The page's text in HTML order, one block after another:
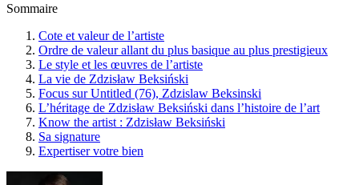
Sommaire
Cote et valeur de l’artiste
Ordre de valeur allant du plus basique au plus prestigieux
Le style et les œuvres de l’artiste
La vie de Zdzisław Beksiński
Focus sur Untitled (76), Zdzislaw Beksinski
L’héritage de Zdzisław Beksiński dans l’histoire de l’art
Know the artist : Zdzisław Beksiński
Sa signature
Expertiser votre bien